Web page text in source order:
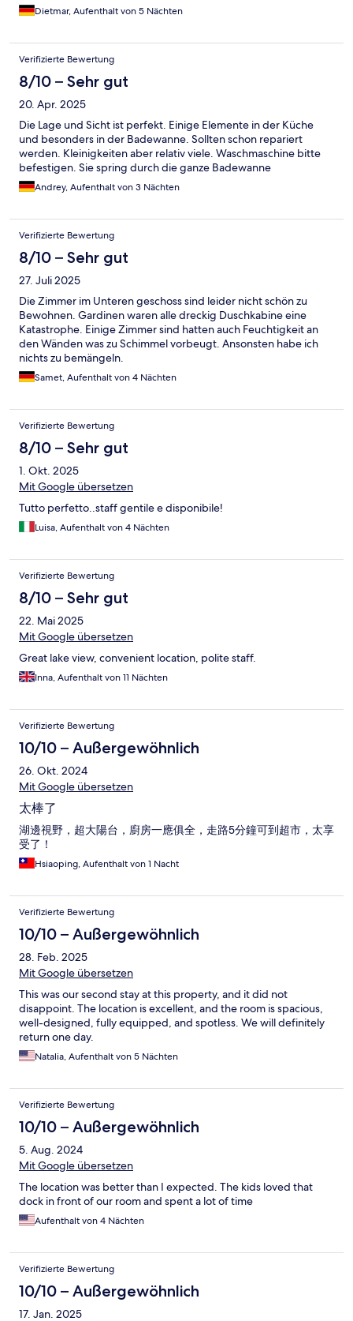
Dietmar, Aufenthalt von 5 Nächten
Verifizierte Bewertung
8/10 – Sehr gut
20. Apr. 2025
Die Lage und Sicht ist perfekt. Einige Elemente in der Küche
und besonders in der Badewanne. Sollten schon repariert
werden. Kleinigkeiten aber relativ viele. Waschmaschine bitte
befestigen. Sie spring durch die ganze Badewanne
Andrey, Aufenthalt von 3 Nächten
Verifizierte Bewertung
8/10 – Sehr gut
27. Juli 2025
Die Zimmer im Unteren geschoss sind leider nicht schön zu
Bewohnen. Gardinen waren alle dreckig Duschkabine eine
Katastrophe. Einige Zimmer sind hatten auch Feuchtigkeit an
den Wänden was zu Schimmel vorbeugt. Ansonsten habe ich
nichts zu bemängeln.
Samet, Aufenthalt von 4 Nächten
Verifizierte Bewertung
8/10 – Sehr gut
1. Okt. 2025
Mit Google übersetzen
Tutto perfetto..staff gentile e disponibile!
Luisa, Aufenthalt von 4 Nächten
Verifizierte Bewertung
8/10 – Sehr gut
22. Mai 2025
Mit Google übersetzen
Great lake view, convenient location, polite staff.
Inna, Aufenthalt von 11 Nächten
Verifizierte Bewertung
10/10 – Außergewöhnlich
26. Okt. 2024
Mit Google übersetzen
太棒了
湖邊視野，超大陽台，廚房一應俱全，走路5分鐘可到超市，太享
受了！
Hsiaoping, Aufenthalt von 1 Nacht
Verifizierte Bewertung
10/10 – Außergewöhnlich
28. Feb. 2025
Mit Google übersetzen
This was our second stay at this property, and it did not
disappoint. The location is excellent, and the room is spacious,
well-designed, fully equipped, and spotless. We will definitely
return one day.
Natalia, Aufenthalt von 5 Nächten
Verifizierte Bewertung
10/10 – Außergewöhnlich
5. Aug. 2024
Mit Google übersetzen
The location was better than I expected. The kids loved that
dock in front of our room and spent a lot of time
Aufenthalt von 4 Nächten
Verifizierte Bewertung
10/10 – Außergewöhnlich
17. Jan. 2025